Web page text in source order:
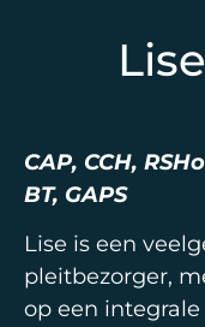
CAP, CCH,
BT, GAPS
Lise is een
pleitbezorger,
op een